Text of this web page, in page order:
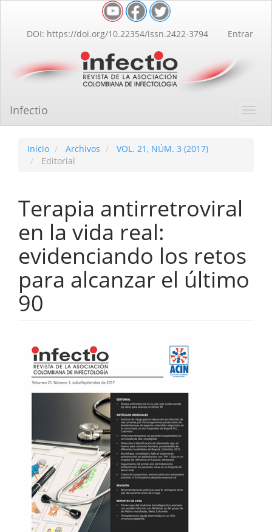
Contenido
principal
lateral
DOI: https://doi.org/10.22354/issn.2422-3794 Entrar
Infectio
Inicio Archivos
VOL. 21, NÚM. 3 (2017)
Editorial
Terapia antirretroviral
en la vida real:
evidenciando los retos
para alcanzar el último
90
Barra
lateral
del